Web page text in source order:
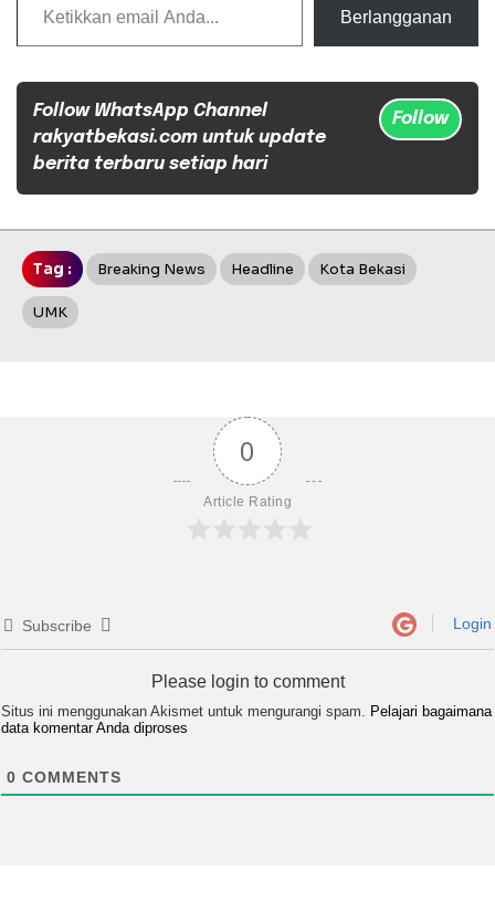
Berlangganan
Follow WhatsApp Channel
rakyatbekasi.com untuk update
berita terbaru setiap hari
Follow
Tag : Breaking News Headline Kota Bekasi
UMK
0
Article Rating
Subscribe Login
Please login to comment
Situs ini menggunakan Akismet untuk mengurangi spam. Pelajari bagaimana
data komentar Anda diproses
0 COMMENTS